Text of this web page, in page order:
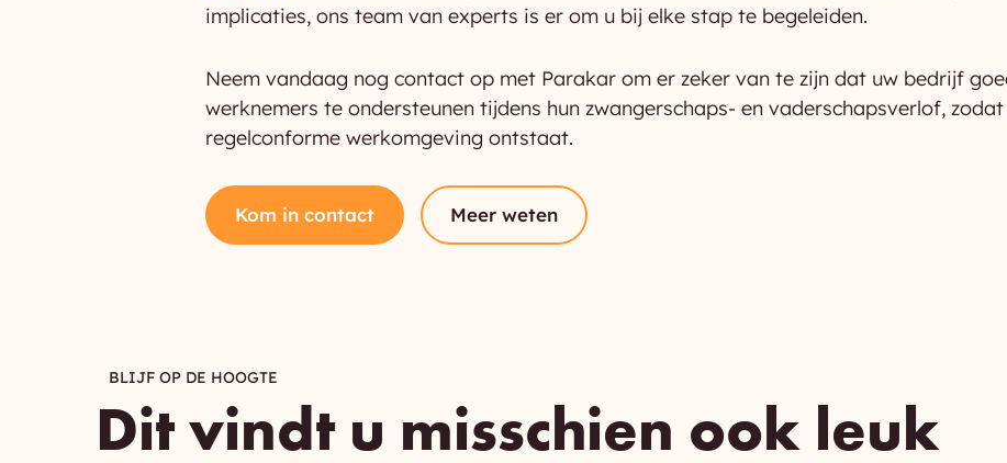
implicaties, ons team van experts is er om u bij elke stap te begeleiden.
Neem vandaag nog contact op met Parakar om er zeker van te zijn dat uw bedrijf
werknemers te ondersteunen tijdens hun zwangerschaps- en vaderschapsverlof,
regelconforme werkomgeving ontstaat.
Kom in contact Meer weten
BLIJF OP DE HOOGTE
Dit vindt u misschien ook leuk